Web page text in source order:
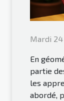
Mardi 24
En
partie
les
abordé,